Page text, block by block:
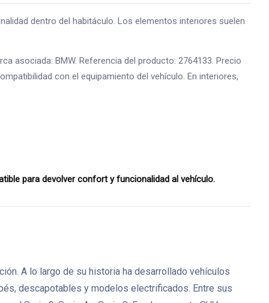
dentro del habitáculo. Los elementos interiores suelen
asociada: BMW. Referencia del producto: 2764133. Precio
con el equipamiento del vehículo. En interiores,
para devolver confort y funcionalidad al vehículo.
A lo largo de su historia ha desarrollado vehículos
descapotables y modelos electrificados. Entre sus